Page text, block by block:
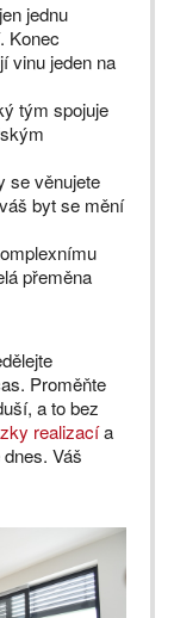
jednu
Konec
vinu jeden na
tým spojuje
se věnujete
byt se mění
přeměna
Proměňte
a to bez
realizacía
Váš